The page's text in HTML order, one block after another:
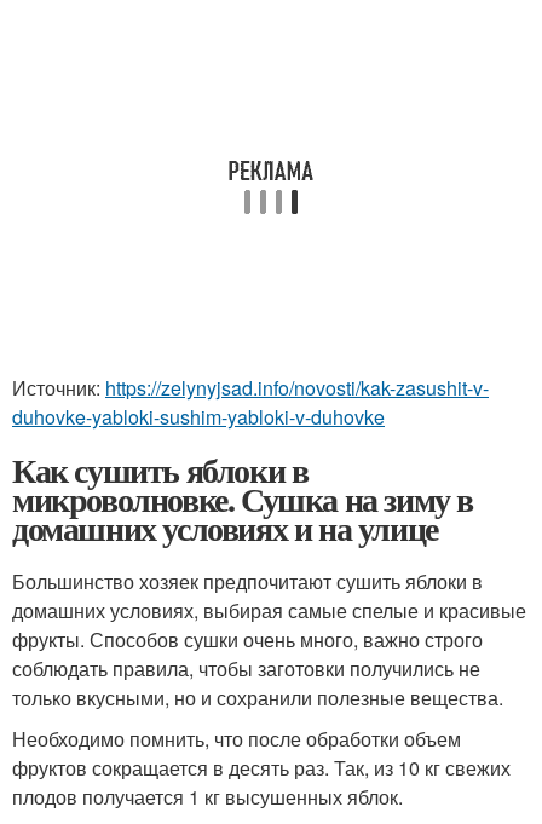
Источник: https://zelynyjsad.info/novosti/kak-zasushit-v-
duhovke-yabloki-sushim-yabloki-v-duhovke
Как сушить яблоки в
микроволновке. Сушка на зиму в
домашних условиях и на улице
Большинство хозяек предпочитают сушить яблоки в
домашних условиях, выбирая самые спелые и красивые
фрукты. Способов сушки очень много, важно строго
соблюдать правила, чтобы заготовки получились не
только вкусными, но и сохранили полезные вещества.
Необходимо помнить, что после обработки объем
фруктов сокращается в десять раз. Так, из 10 кг свежих
плодов получается 1 кг высушенных яблок.